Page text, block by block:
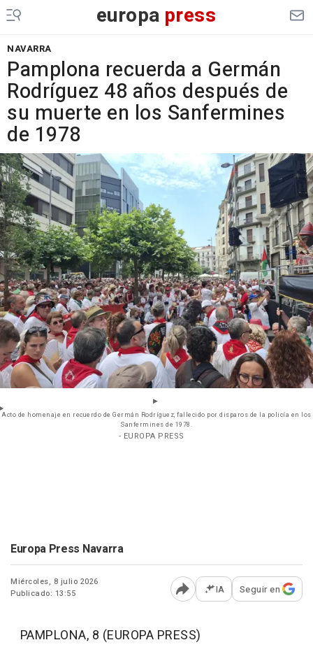
europa press
NAVARRA
Pamplona recuerda a Germán
Rodríguez 48 años después de
su muerte en los Sanfermines
de 1978
Acto de homenaje en recuerdo de Germán Rodríguez, fallecido por disparos de la policía en los
Sanfermines de 1978.
- EUROPA PRESS
Europa Press Navarra
Miércoles, 8 julio 2026
Publicado: 13:55
Abrir opciones para
IA Seguir en
PAMPLONA, 8 (EUROPA PRESS)